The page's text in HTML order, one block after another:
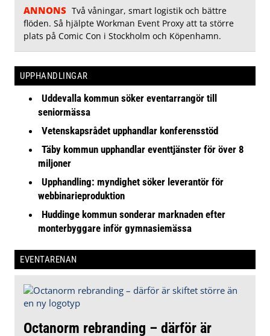
ANNONS Två våningar, smart logistik och bättre
flöden. Så hjälpte Workman Event Proxy att ta större
plats på Comic Con i Stockholm och Köpenhamn.
UPPHANDLINGAR
Uddevalla kommun söker eventarrangör till
seniormässa
Vetenskapsrådet upphandlar konferensstöd
Täby kommun upphandlar eventtjänster för över 8
miljoner
Upphandling: myndighet söker leverantör för
webbinarieproduktion
Huddinge kommun sonderar marknaden efter
monterbyggare inför gymnasiemässa
EVENTARENAN
Octanorm rebranding – därför är